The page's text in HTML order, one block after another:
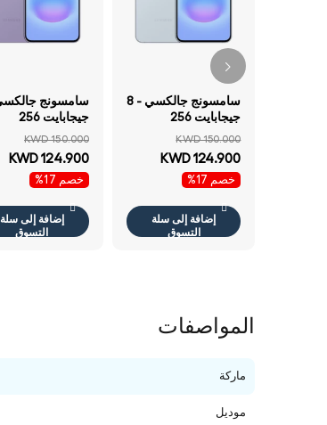
سامسونج جالكسي - 8
جيجابايت 256
بلس مقاس 6.7 بوصة
Iceblue - هاتف
KWD 150.000
KWD 124.900
خصم 17%
إضافة إلى سلة
التسوق
جيجابايت 256
- هاتف
KWD 150.000
KWD 124.900
خصم 17%
إضافة إلى سلة
التسوق
المواصفات
ماركة
موديل